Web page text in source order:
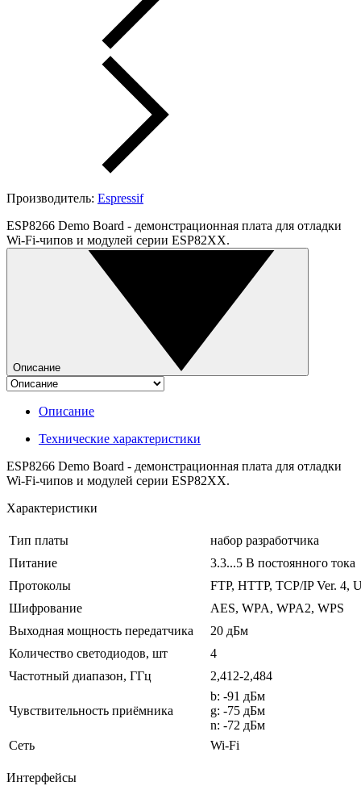
Производитель: Espressif
ESP8266 Demo Board - демонстрационная плата для отладки
Wi-Fi-чипов и модулей серии ESP82XX.
Описание
Описание
Технические характеристики
ESP8266 Demo Board - демонстрационная плата для отладки
Wi-Fi-чипов и модулей серии ESP82XX.
Характеристики
Тип платы
набор разработчика
Питание
3.3...5 В постоянного тока
Протоколы
FTP, HTTP, TCP/IP Ver. 4,
Шифрование
AES, WPA, WPA2, WPS
Выходная мощность передатчика
20 дБм
Количество светодиодов, шт
4
Частотный диапазон, ГГц
2,412-2,484
Чувствительность приёмника
b: -91 дБм
g: -75 дБм
n: -72 дБм
Сеть
Wi-Fi
Интерфейсы